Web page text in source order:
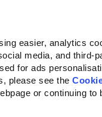
easier, analytics
media, and third-
for ads
please see the
or continuing to
Companion for